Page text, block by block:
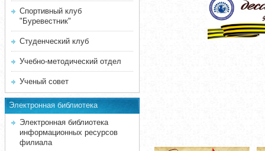
Спортивный клуб
"Буревестник"
Студенческий клуб
Учебно-методический отдел
Ученый совет
Электронная библиотека
Электронная библиотека
информационных ресурсов
филиала